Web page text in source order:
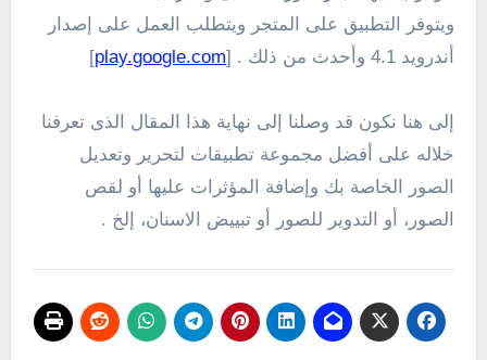
ويتوفر التطبيق على المتجر ويتطلب العمل على إصدار
أندرويد 4.1 وأحدث من ذلك . [
play.google.com
]
إلى هنا نكون قد وصلنا إلى نهاية هذا المقال الذى تعرفنا
خلاله على أفضل مجموعة تطبيقات لتحرير وتعديل
الصور الخاصة بك وإضافة المؤثرات عليها أو لقص
الصور، أو التدوير للصور أو تبييض الاسنان، إلخ .